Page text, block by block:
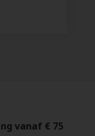
vanaf € 75